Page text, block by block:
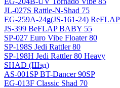
JL-027S Rattle-N-Shad 75
EG-259A-24g(JS-161-24)
JS-399 BeFLAP BABY 55
SP-027 Euro Vibe Floater 80
SP-198S Jedi Rattler 80
SP-198H Jedi Rattler 80 Heavy
SHAD (Шэд)
AS-001SP BT-Dancer 90SP
EG-013F Classic Shad 70